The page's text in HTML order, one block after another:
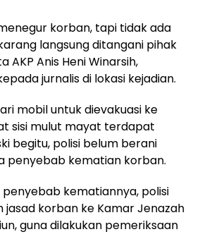
korban, tapi tidak ada
langsung ditangani pihak
AKP Anis Heni Winarsih,
jurnalis di lokasi kejadian.
mobil untuk dievakuasi ke
sisi mulut mayat terdapat
begitu, polisi belum berani
penyebab kematian korban.
kematiannya, polisi
jasad korban ke Kamar Jenazah
guna dilakukan pemeriksaan